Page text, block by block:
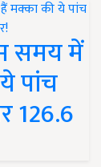
समय में
पांच
126.6